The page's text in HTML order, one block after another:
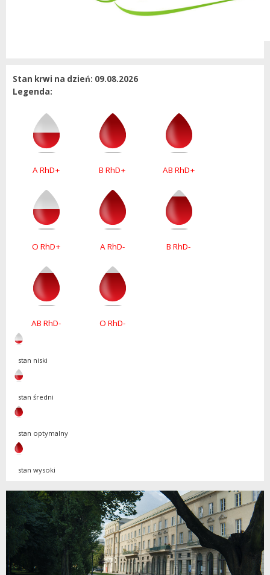
Stan krwi na dzień: 09.08.2026
Legenda:
A RhD+ B RhD+ AB RhD+
O RhD+ A RhD- B RhD-
AB RhD- O RhD-
stan niski
stan średni
stan optymalny
stan wysoki